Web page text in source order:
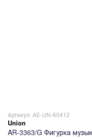
Артикул: AE-UN-60412
Union
AR-3363/G Фигурка